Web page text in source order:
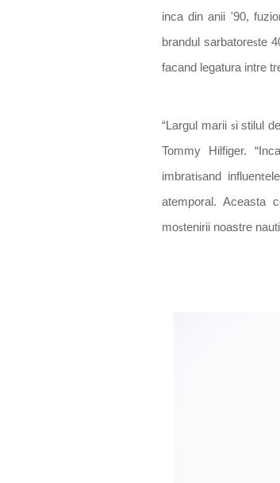
inca din anii '90,
brandul sarbatoreste
facand legatura intre
“Largul marii si stilul
Tommy Hilfiger.
imbratisand influent
atemporal. Aceasta
mostenirii noastre